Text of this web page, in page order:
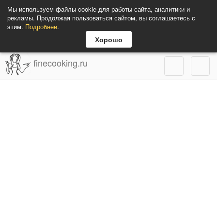
Мы используем файлы cookie для работы сайта, аналитики и
рекламы. Продолжая пользоваться сайтом, вы соглашаетесь с
этим. Подробнее.
Хорошо
finecooking.ru